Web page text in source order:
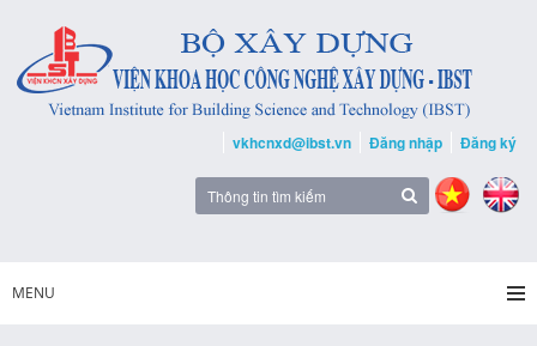
vkhcnxd@ibst.vn Đăng nhập Đăng ký
MENU